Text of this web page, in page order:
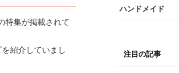
特集が掲載されて
紹介していまし
ハンドメイド
注目の記事